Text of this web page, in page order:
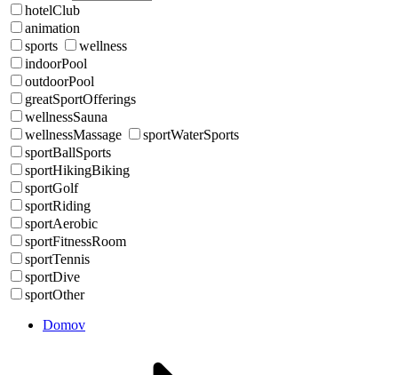
hotelClub
animation
sports
wellness
indoorPool
outdoorPool
greatSportOfferings
wellnessSauna
wellnessMassage
sportWaterSports
sportBallSports
sportHikingBiking
sportGolf
sportRiding
sportAerobic
sportFitnessRoom
sportTennis
sportDive
sportOther
Domov